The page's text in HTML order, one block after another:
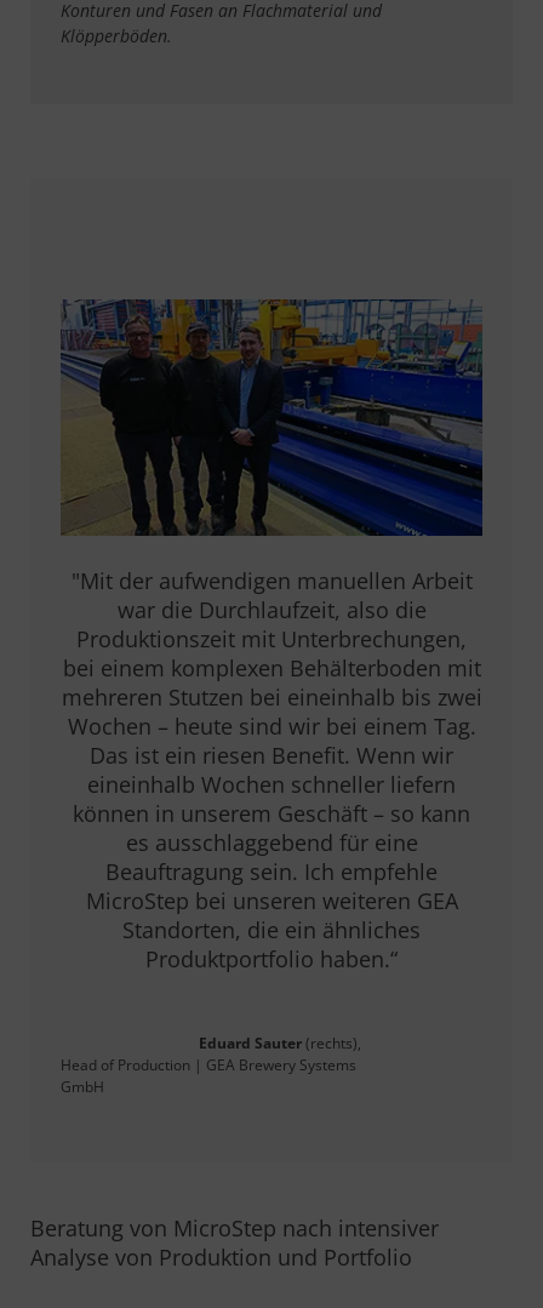
Konturen und Fasen an Flachmaterial und
Klöpperböden.
"Mit der aufwendigen manuellen Arbeit
war die Durchlaufzeit, also die
Produktionszeit mit Unterbrechungen,
bei einem komplexen Behälterboden mit
mehreren Stutzen bei eineinhalb bis zwei
Wochen – heute sind wir bei einem Tag.
Das ist ein riesen Benefit. Wenn wir
eineinhalb Wochen schneller liefern
können in unserem Geschäft – so kann
es ausschlaggebend für eine
Beauftragung sein. Ich empfehle
MicroStep bei unseren weiteren GEA
Standorten, die ein ähnliches
Produktportfolio haben.“
Eduard Sauter(rechts),
Head of Production | GEA Brewery Systems
GmbH
Beratung von MicroStep nach intensiver
Analyse von Produktion und Portfolio